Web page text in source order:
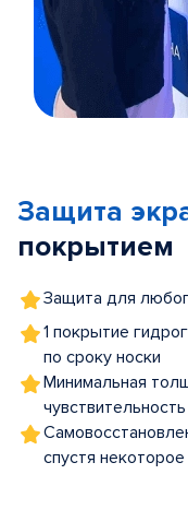
5
Защита
покрытием
Защита для
1 покрытие
по сроку носки
Минимальная
спустя